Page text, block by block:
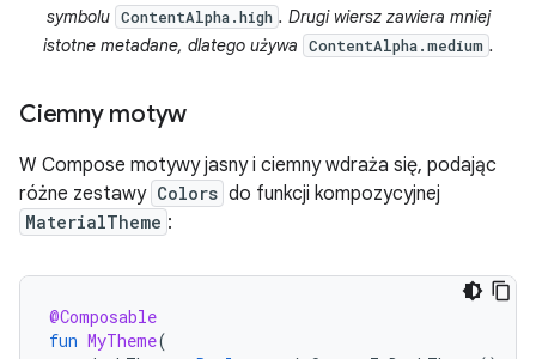
symbolu ContentAlpha.high . Drugi wiersz zawiera mniej
istotne metadane, dlatego używa
ContentAlpha.medium .
Ciemny motyw
W Compose motywy jasny i ciemny wdraża się, podając
różne zestawy Colors do funkcji kompozycyjnej
MaterialTheme :
@Composable
fun MyTheme(